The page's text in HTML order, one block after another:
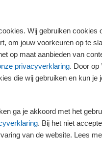
Wij gebruiken cookies
om jouw voorkeuren op te
op maat aanbieden van
privacyverklaring. Door op
die wij gebruiken en kun je
ga je akkoord met het
. Bij het niet
van de website. Lees
wordt geschonken, vervalt met
in de inkomstenbelasting. Nieuw
de BOR en DSR van aandelen.
vanaf komend jaar niet langer
met een waarde
privé) niet meer geheel tot het
onroerend goed wordt vanaf
voor de BOR en DSR
dit jaar al ingegaan.